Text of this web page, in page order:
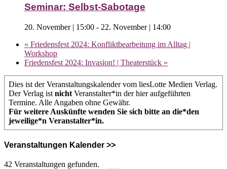
Seminar: Selbst-Sabotage
20. November | 15:00 - 22. November | 14:00
« Friedensfest 2024: Konfliktbearbeitung im Alltag |
Workshop
Friedensfest 2024: Invasion! | Theaterstück »
Dies ist der Veranstaltungskalender vom liesLotte Medien Verlag.
Der Verlag ist nicht Veranstalter*in der hier aufgeführten
Termine. Alle Angaben ohne Gewähr.
Für weitere Auskünfte wenden Sie sich bitte an die*den
jeweilige*n Veranstalter*in.
Veranstaltungen Kalender >>
42 Veranstaltungen gefunden.